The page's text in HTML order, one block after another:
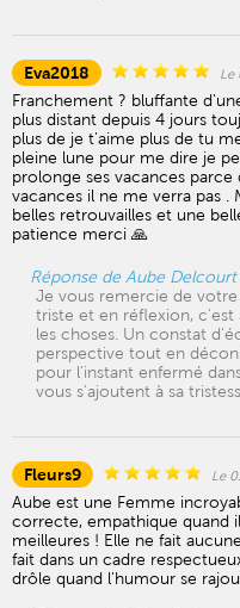
Eva2018 Le
Franchement ? bluffante
plus distant depuis 4 jours
plus de je t'aime plus de tu
pleine lune pour me dire je
prolonge ses vacances
vacances il ne me verra pas .
belles retrouvailles et une
patience merci 🙏
Réponse de Aube
Je vous remercie de votre
triste et en réflexion, c'est
les choses. Un constat
perspective tout en
pour l'instant enfermé
vous s'ajoutent à sa
Fleurs9 Le
Aube est une Femme
correcte, empathique quand
meilleures ! Elle ne fait
fait dans un cadre
drôle quand l'humour se